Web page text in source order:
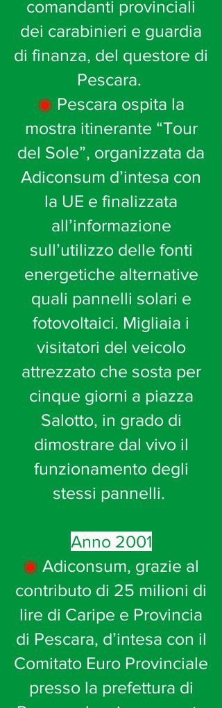
comandanti provinciali
dei carabinieri e guardia
di finanza, del questore di
Pescara.
◉ Pescara ospita la
mostra itinerante “Tour
del Sole”, organizzata da
Adiconsum d’intesa con
la UE e finalizzata
all’informazione
sull’utilizzo delle fonti
energetiche alternative
quali pannelli solari e
fotovoltaici. Migliaia i
visitatori del veicolo
attrezzato che sosta per
cinque giorni a piazza
Salotto, in grado di
dimostrare dal vivo il
funzionamento degli
stessi pannelli.
Anno 2001
◉ Adiconsum, grazie al
contributo di 25 milioni di
lire di Caripe e Provincia
di Pescara, d’intesa con il
Comitato Euro Provinciale
presso la prefettura di